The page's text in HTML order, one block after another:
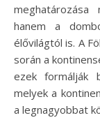
hanem a
élővilágtól is. A
során a
ezek formálják
melyek a
a legnagyobbat